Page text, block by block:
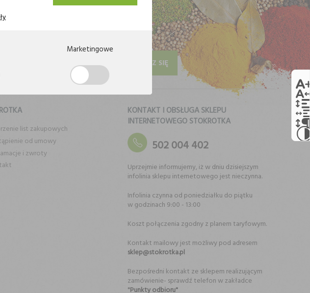
ZAPISZ SIĘ
list zakupowych
od umowy
i zwroty
KONTAKT I OBSŁUGA SKLEPU
INTERNETOWEGO STOKROTKA
502 004 402
Uprzejmie informujemy, iż w dniu dzisiejszym
infolinia sklepu internetowego jest nieczynna.
Infolinia czynna od poniedziałku do piątku
w godzinach 9:00 - 13:00
Koszt połączenia zgodny z planem taryfowym.
Kontakt mailowy jest możliwy pod adresem
sklep@stokrotka.pl
Bezpośredni kontakt ze sklepem realizującym
zamówienie- sprawdź telefon w zakładce
"Punkty odbioru"
Marketingowe